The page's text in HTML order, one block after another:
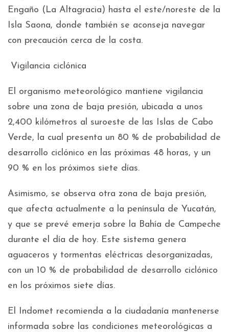
Engaño (La Altagracia) hasta el este/noreste de la
Isla Saona, donde también se aconseja navegar
con precaución cerca de la costa.
Vigilancia ciclónica
El organismo meteorológico mantiene vigilancia
sobre una zona de baja presión, ubicada a unos
2,400 kilómetros al suroeste de las Islas de Cabo
Verde, la cual presenta un 80 % de probabilidad de
desarrollo ciclónico en las próximas 48 horas, y un
90 % en los próximos siete días.
Asimismo, se observa otra zona de baja presión,
que afecta actualmente a la península de Yucatán,
y que se prevé emerja sobre la Bahía de Campeche
durante el día de hoy. Este sistema genera
aguaceros y tormentas eléctricas desorganizadas,
con un 10 % de probabilidad de desarrollo ciclónico
en los próximos siete días.
El Indomet recomienda a la ciudadanía mantenerse
informada sobre las condiciones meteorológicas a